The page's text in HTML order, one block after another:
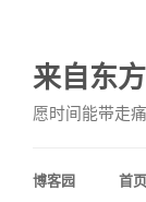
来自东
愿时间能带走
博客园 首页